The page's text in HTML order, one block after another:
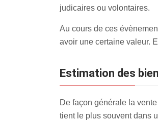
judicaires ou volontaires.
Au cours de ces
avoir une certaine valeur.
estimation des
De façon générale la
tient le plus souvent dans